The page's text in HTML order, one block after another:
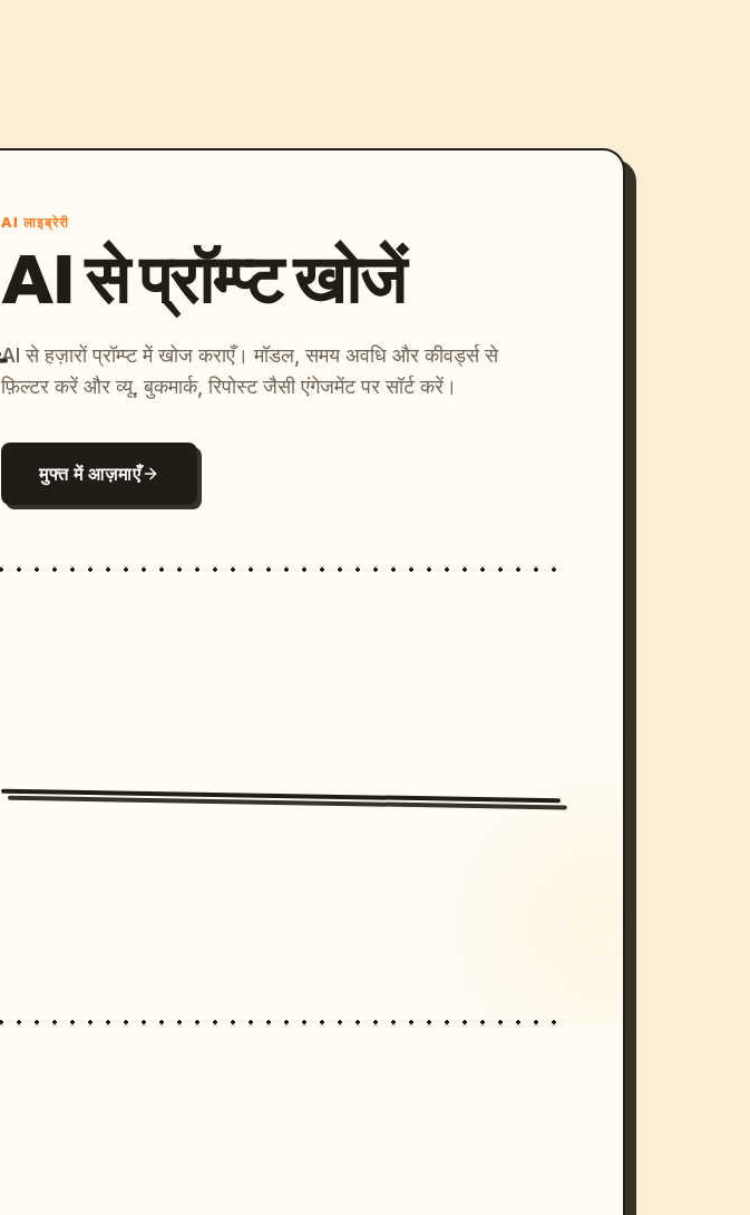
AI लाइब्रेरी
AI से प्रॉम्प्ट खोजें
AI से हज़ारों प्रॉम्प्ट में खोज कराएँ। मॉडल, समय अवधि और कीवर्ड्स से
फ़िल्टर करें और व्यू, बुकमार्क, रिपोस्ट जैसी एंगेजमेंट पर सॉर्ट करें।
मुफ्त में आज़माएँ